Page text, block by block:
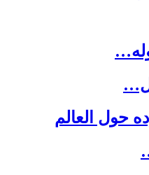
حول العالم